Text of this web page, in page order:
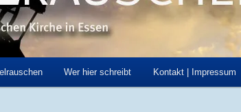
Wer hier schreibt Kontakt | Impressum